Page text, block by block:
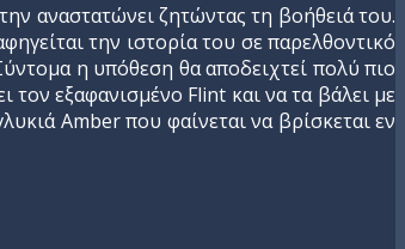
αναστατώνει ζητώντας τη βοήθειά του.
την ιστορία του σε παρελθοντικό
η υπόθεση θα αποδειχτεί πολύ πιο
εξαφανισμένο Flint και να τα βάλει με
Amber που φαίνεται να βρίσκεται εν